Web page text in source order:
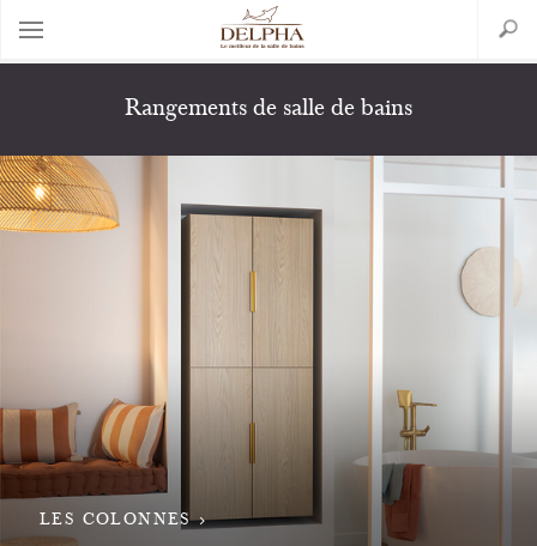
au
principal
Search
Rangements de salle de bains
Back
to
top
LES COLONNES